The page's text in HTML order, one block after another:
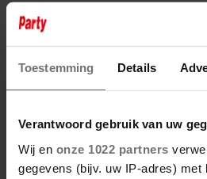
Toestemming Details
Verantwoord gebruik van uw
Wij en onze 1022 partners
gegevens (bijv. uw IP-adres) met
DEZE 10
ZOMERHITS
ONTBREKEN OP JE